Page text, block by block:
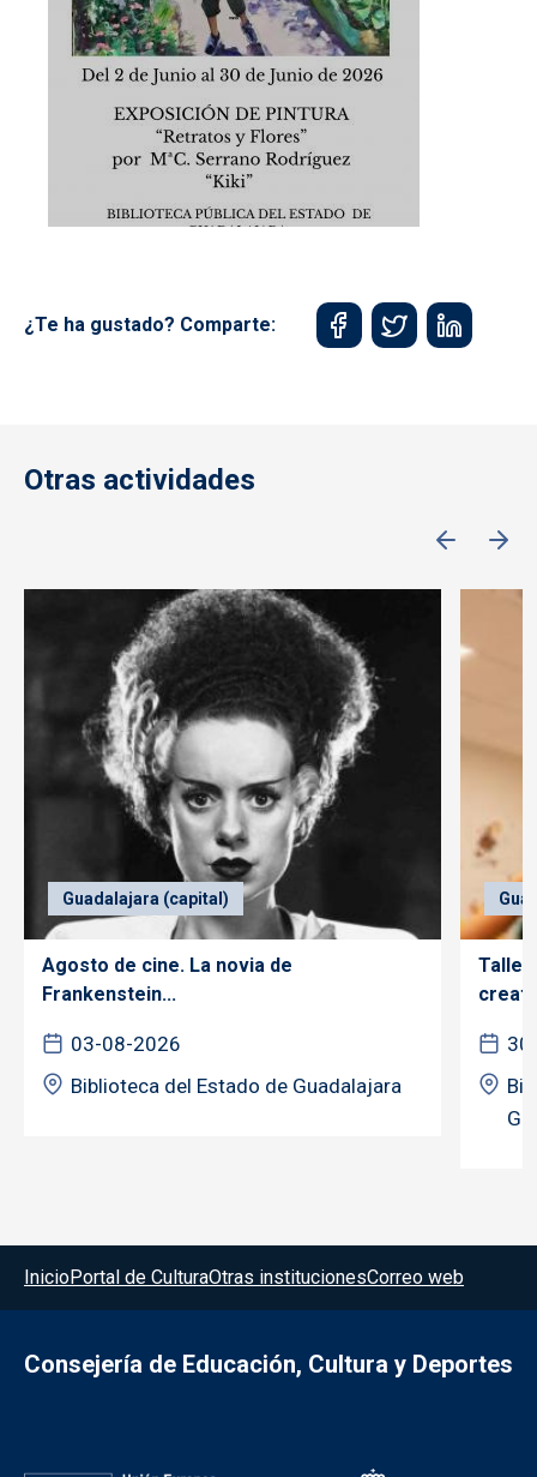
¿Te ha gustado? Comparte:
Otras actividades
Guadalajara (capital)
Agosto de cine. La novia de
Frankenstein...
03-08-2026
Biblioteca del Estado de Guadalajara
Taller
Menú del pie
InicioPortal de CulturaOtras institucionesCorreo web
Consejería de Educación, Cultura y Deportes